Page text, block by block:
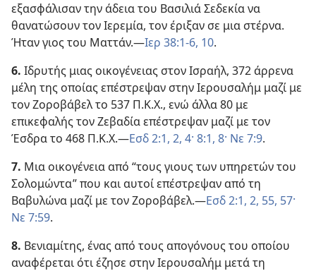
εξασφάλισαν την άδεια του Βασιλιά Σεδεκία να
θανατώσουν τον Ιερεμία, τον έριξαν σε μια στέρνα.
Ήταν γιος του Ματτάν.—Ιερ 38:1-6, 10.
6. Ιδρυτής μιας οικογένειας στον Ισραήλ, 372 άρρενα
μέλη της οποίας επέστρεψαν στην Ιερουσαλήμ μαζί με
τον Ζοροβάβελ το 537 Π.Κ.Χ., ενώ άλλα 80 με
επικεφαλής τον Ζεβαδία επέστρεψαν μαζί με τον
Έσδρα το 468 Π.Κ.Χ.—Εσδ 2:1, 2, 4· 8:1, 8· Νε 7:9.
7. Μια οικογένεια από “τους γιους των υπηρετών του
Σολομώντα” που και αυτοί επέστρεψαν από τη
Βαβυλώνα μαζί με τον Ζοροβάβελ.—Εσδ 2:1, 2, 55, 57·
Νε 7:59.
8. Βενιαμίτης, ένας από τους απογόνους του οποίου
αναφέρεται ότι έζησε στην Ιερουσαλήμ μετά τη